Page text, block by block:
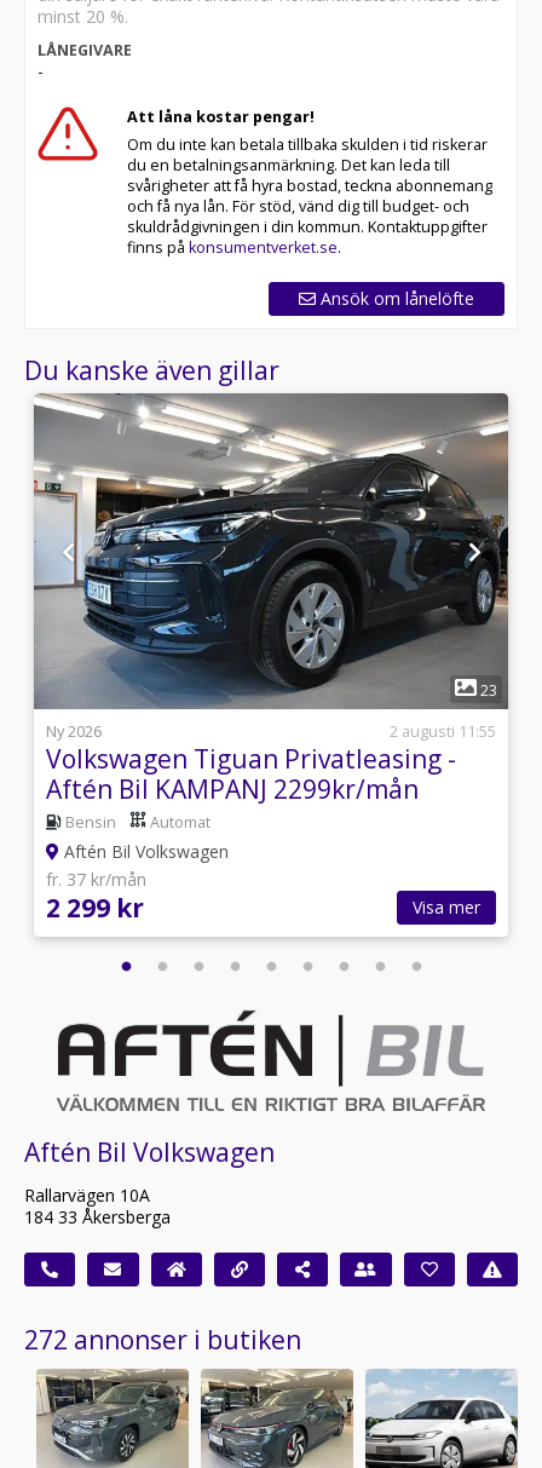
minst 20 %.
LÅNEGIVARE
-
Att låna kostar pengar!
Om du inte kan betala tillbaka skulden i tid riskerar
du en betalningsanmärkning. Det kan leda till
svårigheter att få hyra bostad, teckna abonnemang
och få nya lån. För stöd, vänd dig till budget- och
skuldrådgivningen i din kommun. Kontaktuppgifter
finns på konsumentverket.se.
Ansök om lånelöfte
Du kanske även gillar
1
23
Ny 2026
2 augusti 11:55
Volkswagen Tiguan Privatleasing -
Aftén Bil KAMPANJ 2299kr/mån
Bensin Automat
Aftén Bil Volkswagen
fr. 37 kr/mån
2 299 kr Visa mer
Aftén Bil Volkswagen
Rallarvägen 10A
184 33 Åkersberga
272 annonser i butiken